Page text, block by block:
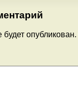
опубликован.